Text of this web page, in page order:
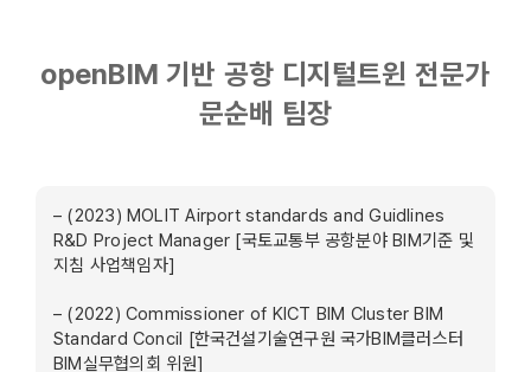
openBIM 기반 공항 디지털트윈 전문가
문순배 팀장
– (2023) MOLIT Airport standards and Guidlines
R&D Project Manager [국토교통부 공항분야 BIM기준 및
지침 사업책임자]
– (2022) Commissioner of KICT BIM Cluster BIM
Standard Concil [한국건설기술연구원 국가BIM클러스터
BIM실무협의회 위원]